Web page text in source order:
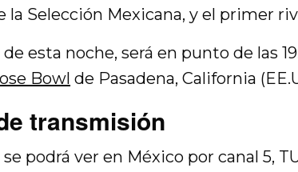
la Selección Mexicana, y el primer
esta noche, será en punto de las
Bowl de Pasadena, California
transmisión
podrá ver en México por canal 5,